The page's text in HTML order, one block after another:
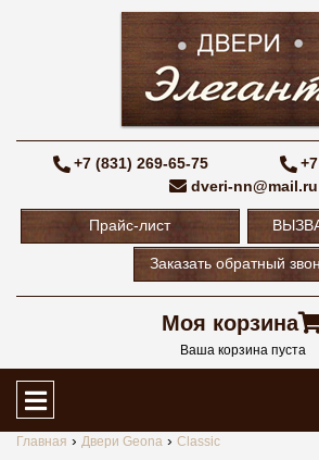
+7 (831) 269-65-75
dveri-nn@mail.ru
Прайс-лист
Заказать обратный
Моя корзина
Ваша корзина пуста
Главная Двери Geona Classic